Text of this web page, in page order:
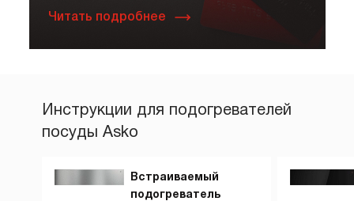
Читать подробнее
Инструкции для подогревателей
посуды Asko
Встраиваемый
подогреватель